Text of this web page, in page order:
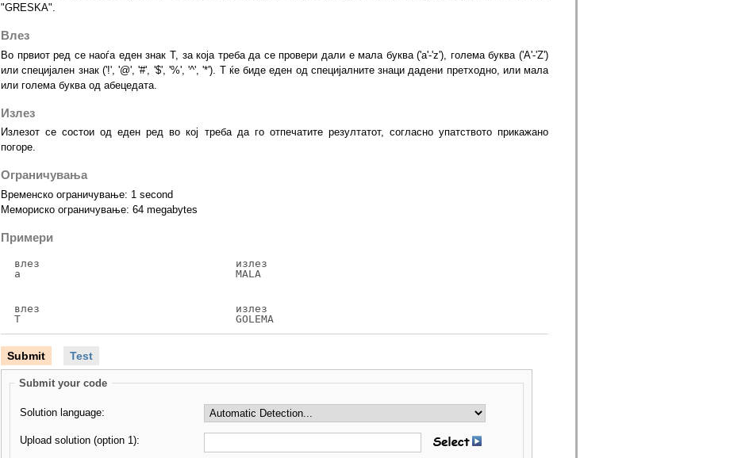
"GRESKA".
Влез
Во првиот ред се наоѓа еден знак T, за која треба да се провери дали е мала буква ('a'-'z'), голема буква ('A'-'Z')
или специјален знак ('!', '@', '#', '$', '%', '^', '*'). T ќе биде еден од специјалните знаци дадени претходно, или мала
или голема буква од абецедата.
Излез
Излезот се состои од еден ред во кој треба да го отпечатите резултатот, согласно упатството прикажано
погоре.
Ограничувања
Временско ограничување: 1 second
Мемориско ограничување: 64 megabytes
Примери
влез
a
излез
MALA
влез
T
излез
GOLEMA
Submit Test
Submit your code
Solution language:
Upload solution (option 1):